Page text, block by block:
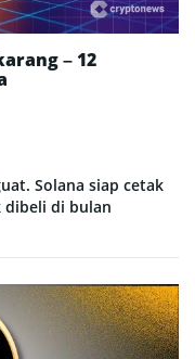
– 12
Solana siap cetak
di bulan